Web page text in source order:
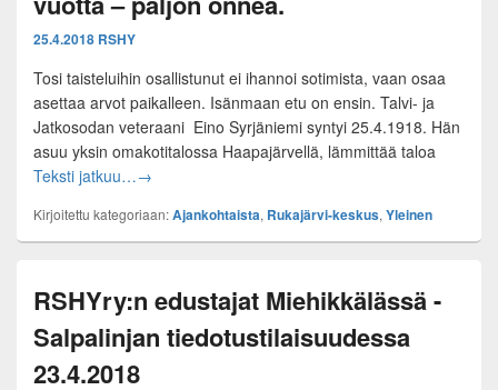
25.4.2018 RSHY
Tosi taisteluihin osallistunut ei ihannoi sotimista, vaan osaa
asettaa arvot paikalleen. Isänmaan etu on ensin. Talvi- ja
Jatkosodan veteraani Eino Syrjäniemi syntyi 25.4.1918. Hän
asuu yksin omakotitalossa Haapajärvellä, lämmittää taloa
Teksti jatkuu…Eino Syrjäniemi täyttää tänään 100 vuotta – paljon
→
Kirjoitettu kategoriaan:Ajankohtaista, Rukajärvi-keskus, Yleinen
RSHYry:n edustajat Miehikkälässä -
Salpalinjan tiedotustilaisuudessa
23.4.2018